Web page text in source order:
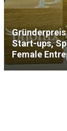
Gründerpreis
Start-ups,
Female